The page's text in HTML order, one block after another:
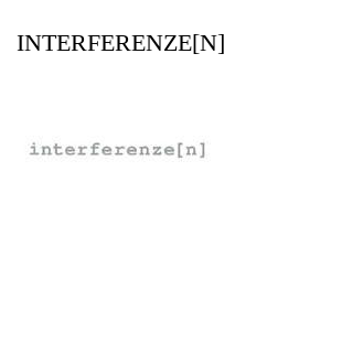
INTERFERENZE[N]